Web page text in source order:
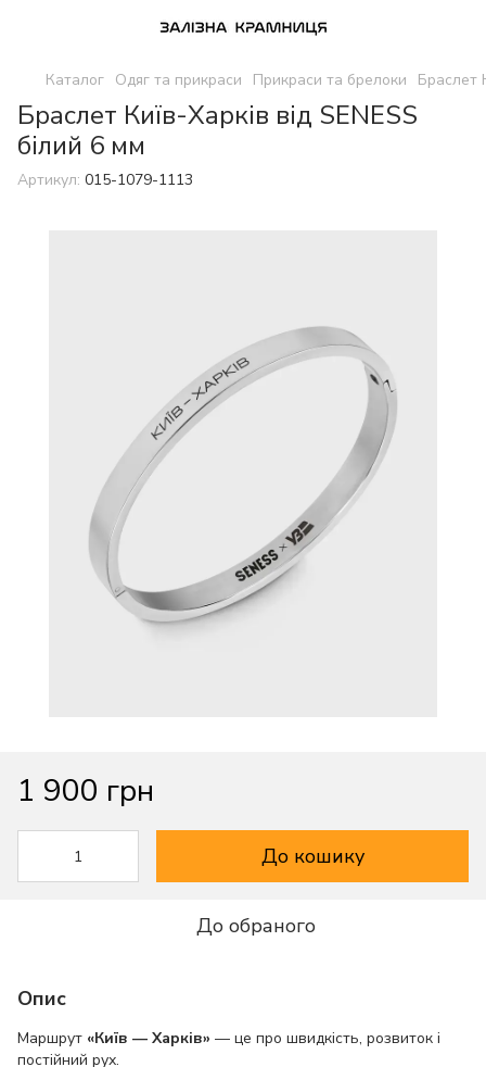
Каталог Одяг та прикраси Прикраси та брелоки Браслет
Браслет Київ-Харків від SENESS
білий 6 мм
Артикул: 015-1079-1113
1 900 грн
До кошику
До обраного
Опис
Маршрут «Київ — Харків» — це про швидкість, розвиток і
постійний рух.